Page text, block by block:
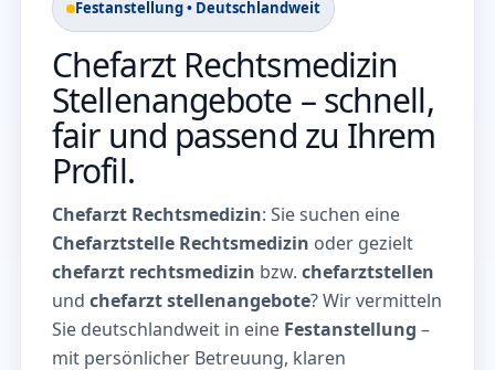
Festanstellung • Deutschlandweit
Chefarzt Rechtsmedizin
Stellenangebote – schnell,
fair und passend zu Ihrem
Profil.
Chefarzt Rechtsmedizin: Sie suchen eine
Chefarztstelle Rechtsmedizin oder gezielt
chefarzt rechtsmedizin bzw. chefarztstellen
und chefarzt stellenangebote? Wir vermitteln
Sie deutschlandweit in eine Festanstellung –
mit persönlicher Betreuung, klaren